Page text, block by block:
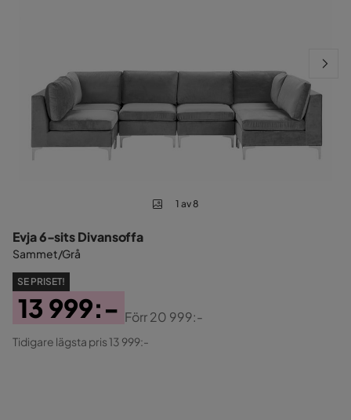
1 av 8
Evja 6-sits Divansoffa
Sammet/Grå
SE PRISET!
Pris
13 999:-
Original
Förr20 999:-
Tidigare lägsta pris 13 999:-